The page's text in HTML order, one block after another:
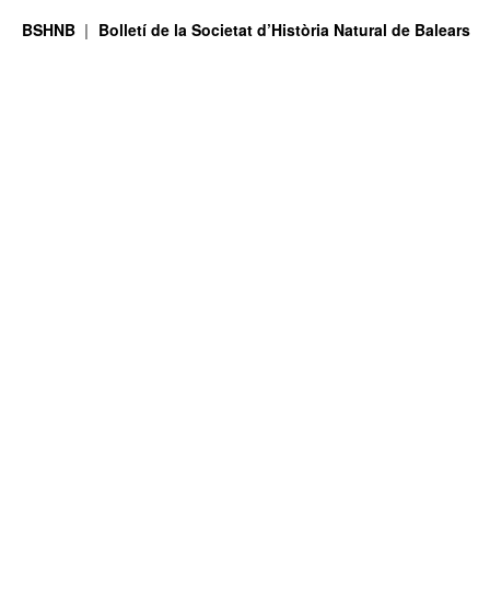
BSHNB Bolletí de la Societat d’Història Natural de Balears